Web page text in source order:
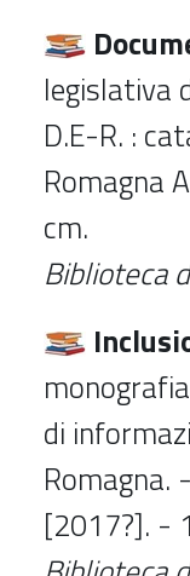
legislativa
D.E-R. :
Romagna
cm.
Biblioteca
di
Romagna.
[2017?]. -